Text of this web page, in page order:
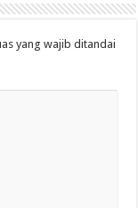
yang wajib ditandai